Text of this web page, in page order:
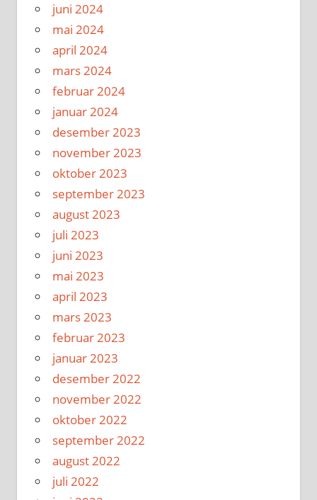
juni 2024
mai 2024
april 2024
mars 2024
februar 2024
januar 2024
desember 2023
november 2023
oktober 2023
september 2023
august 2023
juli 2023
juni 2023
mai 2023
april 2023
mars 2023
februar 2023
januar 2023
desember 2022
november 2022
oktober 2022
september 2022
august 2022
juli 2022